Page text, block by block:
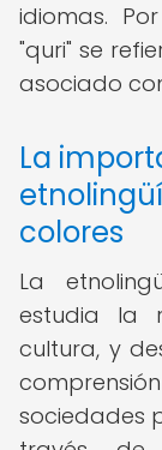
idiomas.
"quri" se
asociado
La
colores
La
estudia la
cultura, y
sociedades